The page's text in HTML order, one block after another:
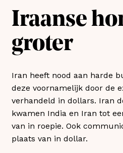
Iraanse
groter
Iran heeft nood aan harde
deze voornamelijk door de
verhandeld in dollars. Iran
kwamen India en Iran tot
van in roepie. Ook
plaats van in dollar.